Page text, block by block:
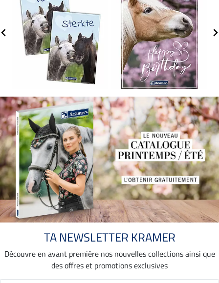
TA NEWSLETTER KRAMER
Découvre en avant première nos nouvelles collections ainsi que
des offres et promotions exclusives